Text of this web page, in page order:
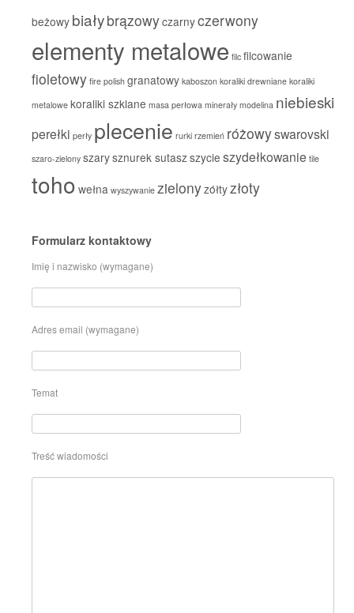
beżowy białybrązowyczarnyczerwony
elementy metalowe filc filcowanie
fioletowy fire polish granatowy kaboszon koraliki drewniane koraliki
metalowe koraliki szklane masa perłowa minerały modelina niebieski
perełki perły plecenie rurki rzemień różowyswarovski
szaro-zielony szarysznurek sutaszszycie szydełkowanie tile
toho wełna wyszywanie zielonyzółtyzłoty
Formularz kontaktowy
Imię i nazwisko (wymagane)
Adres email (wymagane)
Temat
Treść wiadomości